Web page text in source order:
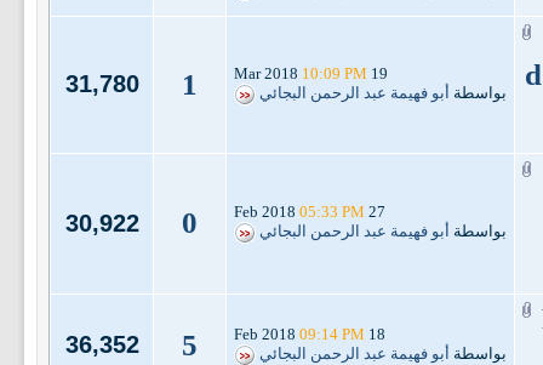
19 Mar 2018
10:09 PM
بواسطة أبو فهيمة عبد الرحمن البجائي 1
31,780
27 Feb 2018
05:33 PM
بواسطة أبو فهيمة عبد الرحمن البجائي 0
30,922
18 Feb 2018
09:14 PM
بواسطة أبو فهيمة عبد الرحمن البجائي 5
36,352